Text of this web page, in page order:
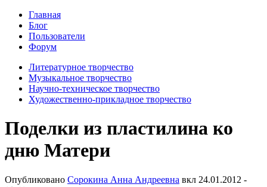
Главная
Блог
Пользователи
Форум
Литературное творчество
Музыкальное творчество
Научно-техническое творчество
Художественно-прикладное творчество
Поделки из пластилина ко
дню Матери
Опубликовано Сорокина Анна Андреевна вкл 24.01.2012 -